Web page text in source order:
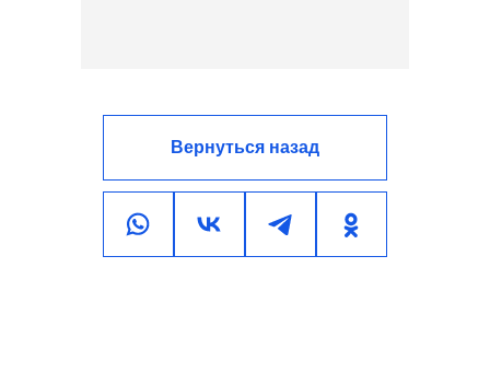
Вернуться назад